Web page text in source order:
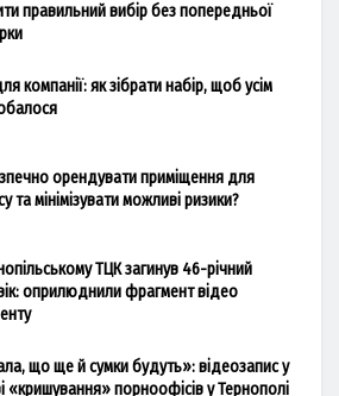
правильний вибір без попередньої
компанії: як зібрати набір, щоб усім
орендувати приміщення для
та мінімізувати можливі ризики?
ТЦК загинув 46-річний
оприлюднили фрагмент відео
що ще й сумки будуть»: відеозапис у
«кришування» порноофісів у Тернополі